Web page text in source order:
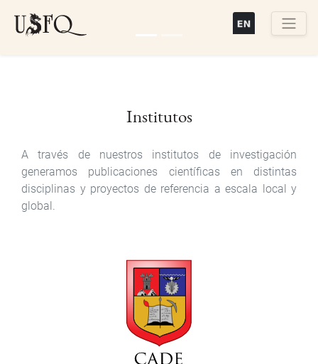
Institutos
A través de nuestros institutos de investigación
generamos publicaciones científicas en distintas
disciplinas y proyectos de referencia a escala local y
global.